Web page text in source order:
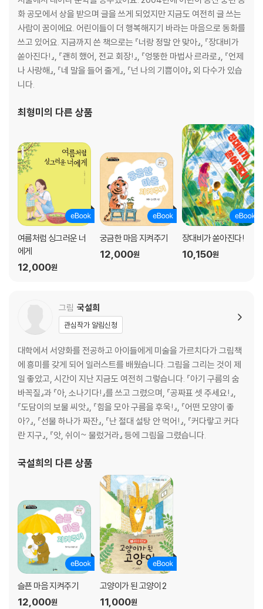
화 공모에서 상을 받으며 글을 쓰게 되었지만 지금도 여전히 글 쓰는
사람이 꿈이에요. 어린이들이 더 행복해지기 바라는 마음으로 동화를
쓰고 있어요. 지금까지 쓴 책으로는 『너랑 정말 안 맞아』, 『장대비가
쏟아진다!』, 『괜히 했어, 전교 회장!』, 『엉뚱한 마법사 르라로』, 『언제
나 사랑해』, 『네 말을 들어 줄게』, 『넌 나의 기쁨이야』 외 다수가 있습
니다.
최형미 의 다른 상품
여름처럼 싱그러운 너
에게
12,000원
궁금한 마음 지켜주기
12,000원
장대비가 쏟아진다!
10,150원
그림 국설희
관심작가 알림신청
대학에서 서양화를 전공하고 아이들에게 미술을 가르치다가 그림책
에 흥미를 갖게 되어 일러스트를 배웠습니다. 그림을 그리는 것이 제
일 좋았고, 시간이 지난 지금도 여전히 그렇습니다. 『아기 구름의 숨
바꼭질』과 『아, 소나기다!』를 쓰고 그렸으며, 『공짜표 셋 주세요!』,
『도담이의 보물 씨앗』, 『힘을 모아 구름을 후욱!』, 『어떤 모양이 좋
아?』, 『선물 하나가 짜잔』, 『난 절대 설탕 안 먹어!』, 『커다랗고 커다
란 지구』, 『앗, 쉬이~ 물렀거라』 등에 그림을 그렸습니다.
국설희의 다른 상품
슬픈 마음 지켜주기
12,000원
고양이가 된 고양이 2
11,000원